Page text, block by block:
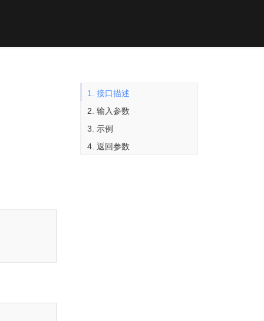
1. 接口描述
2. 输入参数
3. 示例
4. 返回参数